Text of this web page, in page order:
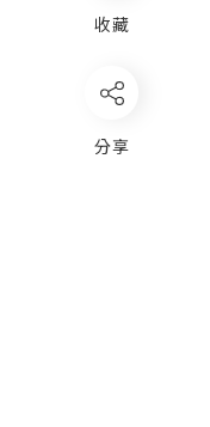
收藏
分享